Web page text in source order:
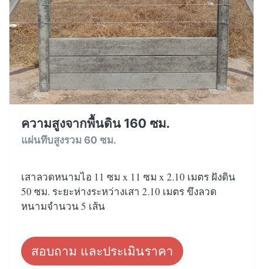
ความสูงจากพื้นดิน 160 ซม.
แผ่นทึบสูงรวม 60 ซม.
เสาลวดหนามไอ 11 ซม x 11 ซม x 2.10 เมตร ฝังดิน
50 ซม. ระยะห่างระหว่างเสา 2.10 เมตร ขึงลวด
หนามจำนวน 5 เส้น
สอบถาม และประเมินราคา